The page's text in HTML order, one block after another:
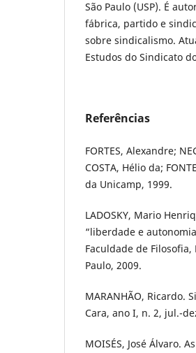
São Paulo (USP). É
fábrica, partido e
sobre sindicalismo.
Estudos do Sindicato
Referências
FORTES, Alexandre;
COSTA, Hélio da;
da Unicamp, 1999.
LADOSKY, Mario
“liberdade e
Faculdade de Filosofia,
Paulo, 2009.
MARANHÃO, Ricardo.
Cara, ano I, n. 2, jul.-
MOISÉS, José Álvaro.